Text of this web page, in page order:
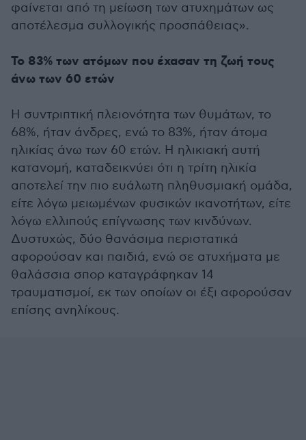
φαίνεται από τη μείωση των ατυχημάτων ως
αποτέλεσμα συλλογικής προσπάθειας».
Το 83% των ατόμων που έχασαν τη ζωή τους
άνω των 60 ετών
Η συντριπτική πλειονότητα των θυμάτων, το
68%, ήταν άνδρες, ενώ το 83%, ήταν άτομα
ηλικίας άνω των 60 ετών. Η ηλικιακή αυτή
κατανομή, καταδεικνύει ότι η τρίτη ηλικία
αποτελεί την πιο ευάλωτη πληθυσμιακή ομάδα,
είτε λόγω μειωμένων φυσικών ικανοτήτων, είτε
λόγω ελλιπούς επίγνωσης των κινδύνων.
Δυστυχώς, δύο θανάσιμα περιστατικά
αφορούσαν και παιδιά, ενώ σε ατυχήματα με
θαλάσσια σπορ καταγράφηκαν 14
τραυματισμοί, εκ των οποίων οι έξι αφορούσαν
επίσης ανηλίκους.